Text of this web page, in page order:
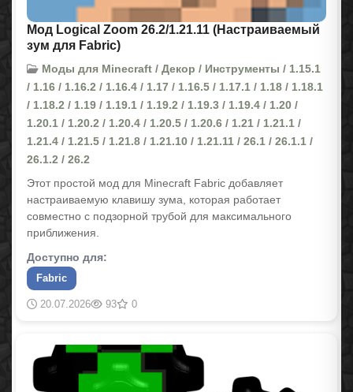
Мод Logical Zoom 26.2/1.21.11 (Настраиваемый
зум для Fabric)
Моды для Minecraft / Декор / Инструменты / 1.15.1
/ 1.16 / 1.16.2 / 1.16.4 / 1.17 / 1.16.5 / 1.17.1 / 1.18 / 1.18.1
/ 1.18.2 / 1.19 / 1.19.1 / 1.19.2 / 1.19.3 / 1.19.4 / 1.20 /
1.20.1 / 1.20.2 / 1.20.4 / 1.20.5 / 1.20.6 / 1.21 / 1.21.1 /
1.21.4 / 1.21.5 / 1.21.8 / 1.21.10 / 1.21.11 / 26.1 / 26.1.1 /
26.1.2 / 26.2
Этот простой мод для Minecraft Fabric добавляет
настраиваемую клавишу зума, которая работает
совместно с подзорной трубой для максимального
приближения.
Доступно для:
Fabric
20.07.2026 93 0